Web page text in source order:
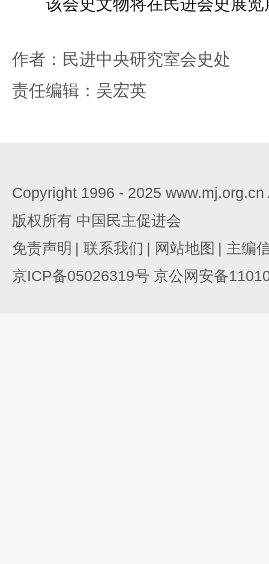
该会史文物将在民进会史展览
作者：民进中央研究室会史处
责任编辑：吴宏英
Copyright 1996 - 2025
版权所有 中国民主促进会
免责声明 | 联系我们 | 网站地图 | 主编
京ICP备05026319号 京公网安备